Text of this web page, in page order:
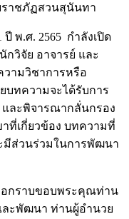
าชภัฏสวนสุนันทา
.ศ. 2565 กำลังเปิด
วิจัย อาจารย์ และ
ามวิชาการหรือ
บทความจะได้รับการ
ละพิจารณากลั่นกรอง
ที่เกี่ยวข้อง บทความที่
มีส่วนร่วมในการพัฒนา
ราบขอบพระคุณท่าน
ละพัฒนา ท่านผู้อำนวย